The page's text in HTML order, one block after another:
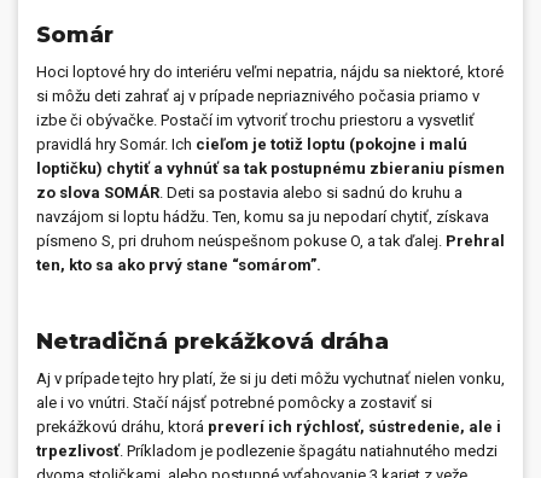
Somár
Hoci loptové hry do interiéru veľmi nepatria, nájdu sa niektoré, ktoré
si môžu deti zahrať aj v prípade nepriaznivého počasia priamo v
izbe či obývačke. Postačí im vytvoriť trochu priestoru a vysvetliť
pravidlá hry Somár. Ich cieľom je totiž loptu (pokojne i malú
loptičku) chytiť a vyhnúť sa tak postupnému zbieraniu písmen
zo slova SOMÁR. Deti sa postavia alebo si sadnú do kruhu a
navzájom si loptu hádžu. Ten, komu sa ju nepodarí chytiť, získava
písmeno S, pri druhom neúspešnom pokuse O, a tak ďalej. Prehral
ten, kto sa ako prvý stane “somárom”.
Netradičná prekážková dráha
Aj v prípade tejto hry platí, že si ju deti môžu vychutnať nielen vonku,
ale i vo vnútri. Stačí nájsť potrebné pomôcky a zostaviť si
prekážkovú dráhu, ktorá preverí ich rýchlosť, sústredenie, ale i
trpezlivosť. Príkladom je podlezenie špagátu natiahnutého medzi